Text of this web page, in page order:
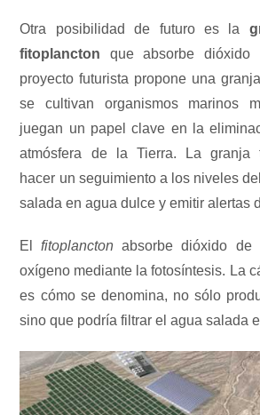
Otra posibilidad de futuro es la
fitoplancton que absorbe dióxido
proyecto futurista propone una
se cultivan organismos marinos
juegan un papel clave en la
atmósfera de la Tierra. La granja
hacer un seguimiento a los niveles
salada en agua dulce y emitir alertas
Elfitoplancton absorbe dióxido de
oxígeno mediante la fotosíntesis. La
es cómo se denomina, no sólo
sino que podría filtrar el agua salada